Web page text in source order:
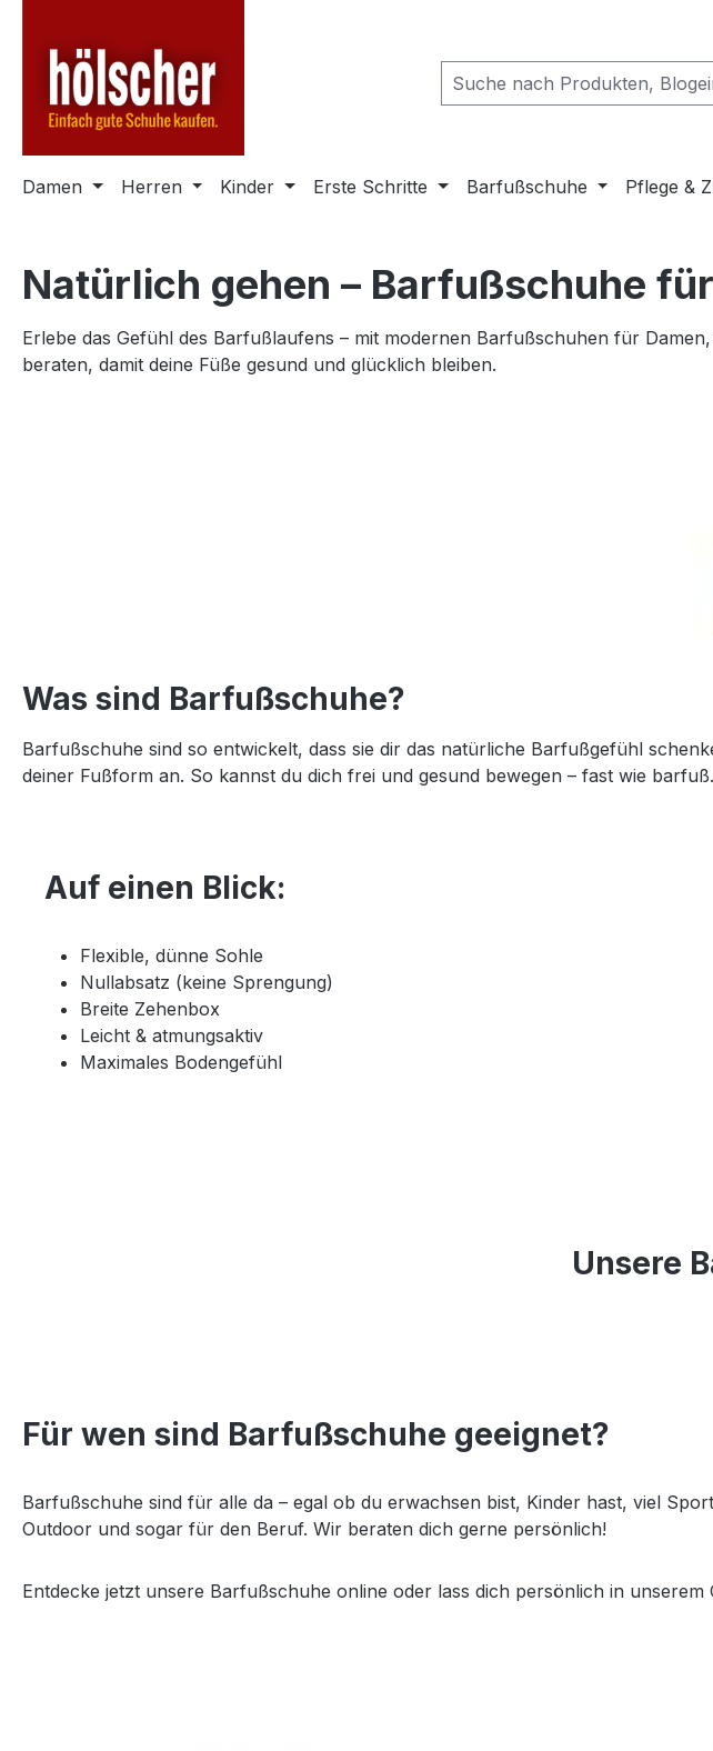
Damen Herren Kinder Erste Schritte Barfußschuhe Pflege &
Natürlich gehen – Barfußschuhe
Erlebe das Gefühl des Barfußlaufens – mit modernen Barfußschuhen für
beraten, damit deine Füße gesund und glücklich bleiben.
Was sind Barfußschuhe?
Barfußschuhe sind so entwickelt, dass sie dir das natürliche Barfußgefühl
deiner Fußform an. So kannst du dich frei und gesund bewegen – fast wie barfuß.
Auf einen Blick:
Flexible, dünne Sohle
Nullabsatz (keine Sprengung)
Breite Zehenbox
Leicht & atmungsaktiv
Maximales Bodengefühl
Unsere
Für wen sind Barfußschuhe geeignet?
Barfußschuhe sind für alle da – egal ob du erwachsen bist, Kinder hast, viel
Outdoor und sogar für den Beruf. Wir beraten dich gerne persönlich!
Entdecke jetzt unsere Barfußschuhe online oder lass dich persönlich in unserem